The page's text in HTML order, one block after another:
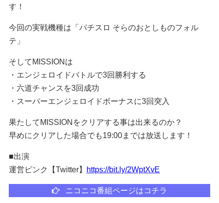
す！
今回の実戦機種は「パチスロ そらのおとしものフォル
テ」
そしてMISSIONは
・エンジェロイドバトルで3回勝利する
・六道チャンスを3回成功
・スーパーエンジェロイドボーナスに3回突入
果たしてMISSIONをクリアする事は出来るのか？
早めにクリアした場合でも19:00までは放送します！
■出演
運営ピンク【Twitter】
https://bit.ly/2WptXvE
ニコニコ番組ページはコチラ